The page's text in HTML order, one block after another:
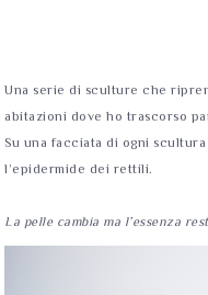
Una serie di sculture che
abitazioni dove ho trascorso
Su una facciata di ogni
l’epidermide dei rettili.
La pelle cambia ma l’essenza